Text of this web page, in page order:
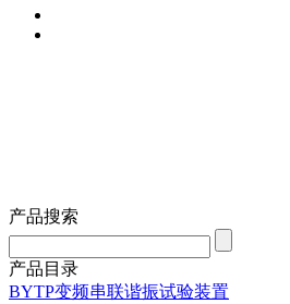
产品搜索
产品目录
BYTP变频串联谐振试验装置